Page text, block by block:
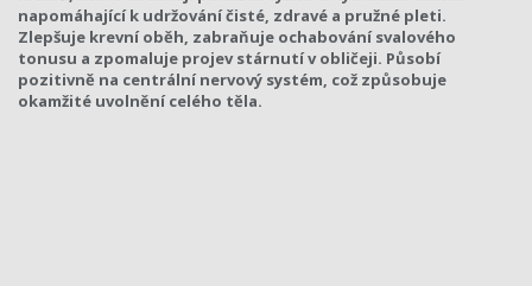
napomáhající k udržování čisté, zdravé a pružné pleti.
Zlepšuje krevní oběh, zabraňuje ochabování svalového
tonusu a zpomaluje projev stárnutí v obličeji. Působí
pozitivně na centrální nervový systém, což způsobuje
okamžité uvolnění celého těla.